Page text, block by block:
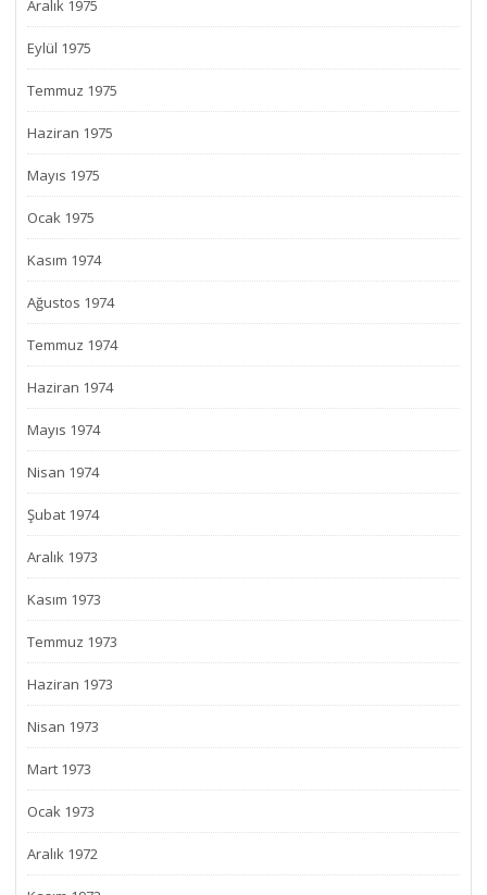
Aralık 1975
Eylül 1975
Temmuz 1975
Haziran 1975
Mayıs 1975
Ocak 1975
Kasım 1974
Ağustos 1974
Temmuz 1974
Haziran 1974
Mayıs 1974
Nisan 1974
Şubat 1974
Aralık 1973
Kasım 1973
Temmuz 1973
Haziran 1973
Nisan 1973
Mart 1973
Ocak 1973
Aralık 1972